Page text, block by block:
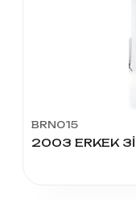
BRN015